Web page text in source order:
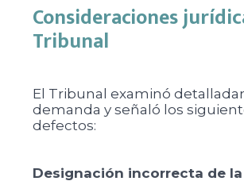
Consideraciones
Tribunal
El Tribunal examinó
demanda y señaló los
defectos:
Designación incorrecta de